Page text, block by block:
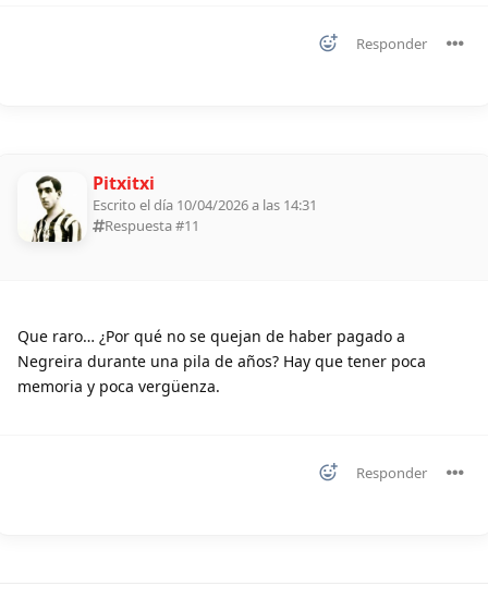
Responder
Pitxitxi
Escrito el día 10/04/2026 a las 14:31
Respuesta #11
Que raro… ¿Por qué no se quejan de haber pagado a
Negreira durante una pila de años? Hay que tener poca
memoria y poca vergüenza.
Responder